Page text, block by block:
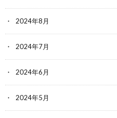
2024年8月
2024年7月
2024年6月
2024年5月